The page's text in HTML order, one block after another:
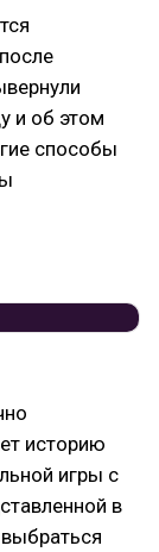
и об этом
способы
историю
игры с
в